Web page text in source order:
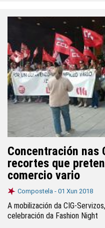
Concentración nas
recortes que
comercio vario
Compostela - 01 Xun 2018
A mobilización da CIG-
celebración da Fashion Night